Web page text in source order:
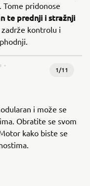
. Tome pridonose
te prednji i stražnji
kontrolu i
1/11
i može se
Obratite se svom
kako biste se